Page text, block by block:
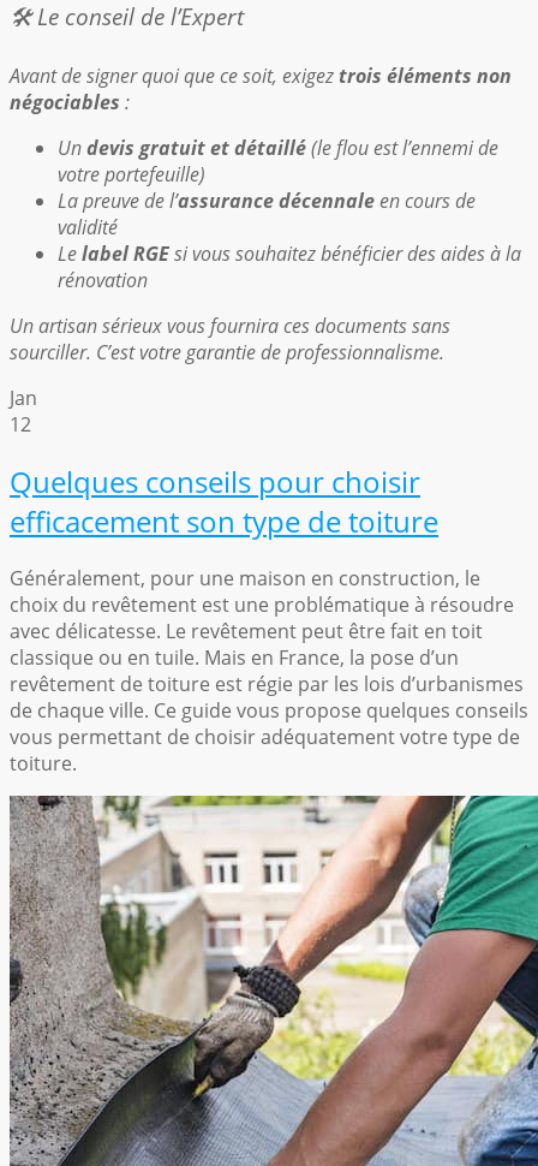
🛠️ Le conseil de l’Expert
Avant de signer quoi que ce soit, exigez trois éléments non
négociables :
Undevis gratuit et détaillé(le flou est l’ennemi de
votre portefeuille)
La preuve de l’assurance décennaleen cours de
validité
Lelabel RGEsi vous souhaitez bénéficier des aides à la
rénovation
Un artisan sérieux vous fournira ces documents sans
sourciller. C’est votre garantie de professionnalisme.
Jan
12
Quelques conseils pour choisir
efficacement son type de toiture
Généralement, pour une maison en construction, le
choix du revêtement est une problématique à résoudre
avec délicatesse. Le revêtement peut être fait en toit
classique ou en tuile. Mais en France, la pose d’un
revêtement de toiture est régie par les lois d’urbanismes
de chaque ville. Ce guide vous propose quelques conseils
vous permettant de choisir adéquatement votre type de
toiture.